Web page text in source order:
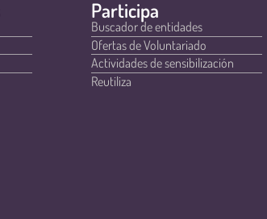
Participa
Buscador de entidades
Ofertas de Voluntariado
Actividades de sensibilización
Reutiliza